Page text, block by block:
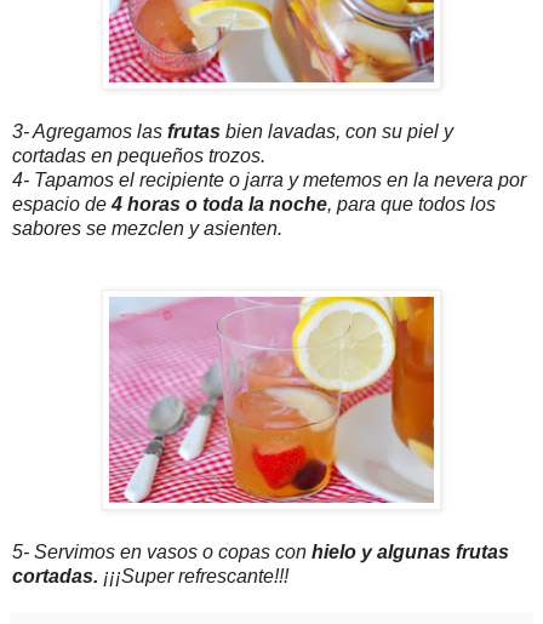
3- Agregamos las frutas bien lavadas, con su piel y
cortadas en pequeños trozos.
4- Tapamos el recipiente o jarra y metemos en la nevera por
espacio de4 horas o toda la noche, para que todos los
sabores se mezclen y asienten.
5- Servimos en vasos o copas con hielo y algunas frutas
cortadas. ¡¡¡Super refrescante!!!